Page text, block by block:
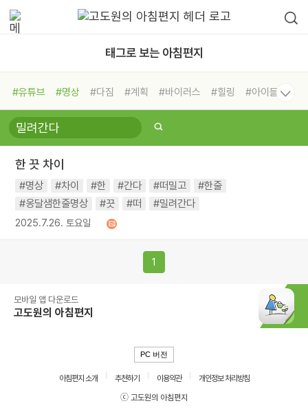
태그로 보는 아침편지
#유튜브 #명상 #다짐 #계획 #바이러스 #힐링
#아이들
#비전캠프
#독서캠프 #삶
#희망
#나눔 #친구 #링컨학교
#독서
#건강
한 끗 차이
#명상 #차이 #한 #간다 #떠밀고
#한줄
#옹달샘한줄명상
#끗 #떠 #밀려간다
2025.7.26. 토요일
1
모바일 앱 다운로드
고도원의 아침편지
PC 버전
아침편지 소개 추천하기 이용약관
개인정보 처리방침
ⓒ 고도원의 아침편지